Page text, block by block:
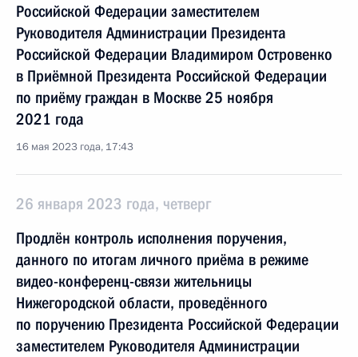
Российской Федерации заместителем
Руководителя Администрации Президента
Российской Федерации Владимиром Островенко
в Приёмной Президента Российской Федерации
по приёму граждан в Москве 25 ноября
2021 года
16 мая 2023 года, 17:43
26 января 2023 года, четверг
Продлён контроль исполнения поручения,
данного по итогам личного приёма в режиме
видео-конференц-связи жительницы
Нижегородской области, проведённого
по поручению Президента Российской Федерации
заместителем Руководителя Администрации